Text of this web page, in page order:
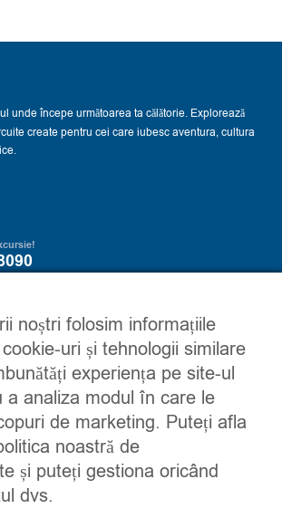
unde începe următoarea ta călătorie. Explorează
create pentru cei care iubesc aventura, cultura
Trip2explore
Despre noi
Contacteaza-ne
Detalii financiare
noștri folosim informațiile
uri și tehnologii similare
experiența pe site-ul
a analiza modul în care le
de marketing. Puteți afla
noastră de
și puteți gestiona oricând
dvs.